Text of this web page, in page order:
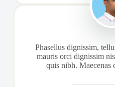
Phasellus dignissim,
mauris orci dignissim
quis nibh. Maecenas